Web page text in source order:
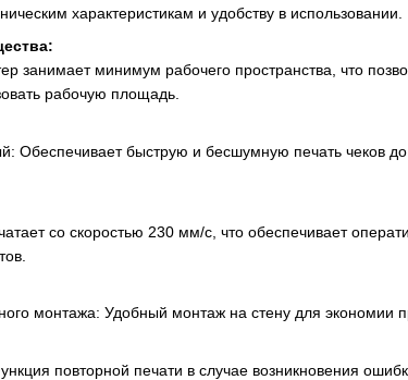
характеристикам и удобству в использовании.
занимает минимум рабочего пространства, что
рабочую площадь.
Обеспечивает быструю и бесшумную печать чеков
со скоростью 230 мм/с, что обеспечивает
монтажа: Удобный монтаж на стену для экономии
повторной печати в случае возникновения